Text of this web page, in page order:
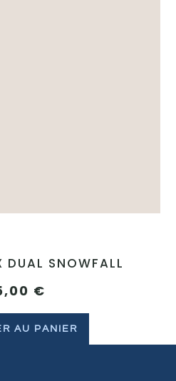
SNOWFALL
€
AU PANIER